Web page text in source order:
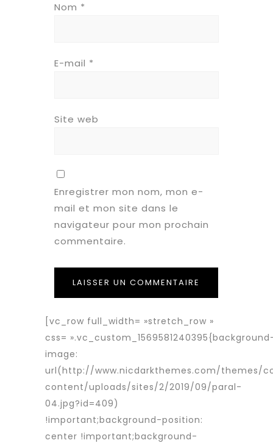
Nom *
E-mail *
Site web
Enregistrer mon nom, mon e-
mail et mon site dans le
navigateur pour mon prochain
commentaire.
[vc_row full_width= »stretch_row »
css=
image:
url(http://www.nicdarkthemes.com/themes/
content/uploads/sites/2/2019/09/paral-
04.jpg?id=409)
!important;background-position:
center !important;background-